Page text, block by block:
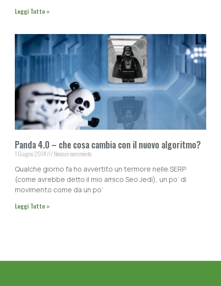
Leggi Tutto »
Panda 4.0 – che cosa cambia con il nuovo algoritmo?
1 Giugno 2014 Nessun commento
Qualche giorno fa ho avvertito un termore nelle SERP
(come avrebbe detto il mio amico Seo Jedi), un po’ di
movimento come da un po’
Leggi Tutto »